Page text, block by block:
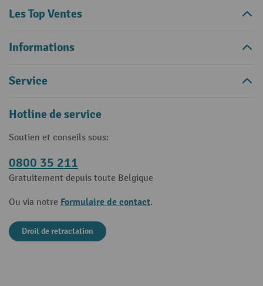
Les Top Ventes
Informations
Service
Hotline de service
Soutien et conseils sous:
0800 35 211
Gratuitement depuis toute Belgique
Ou via notre Formulaire de contact.
Droit de retractation